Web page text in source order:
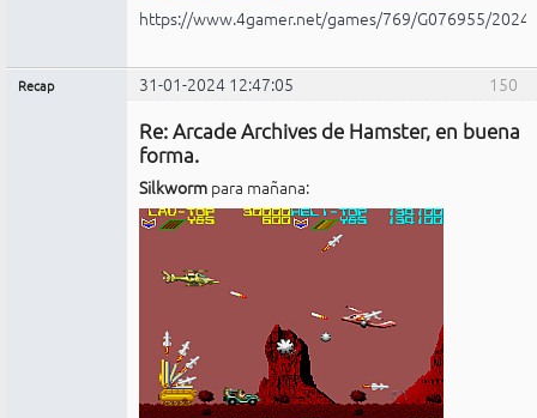
https://www.4gamer.net/games/769/G076955/
150
Recap 31-01-2024 12:47:05
Re: Arcade Archives de Hamster, en buena
forma.
Silkworm para mañana: